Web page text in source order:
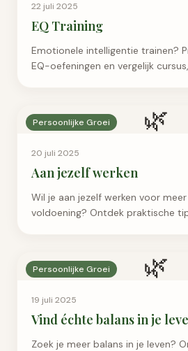
22 juli 2025
EQ Training
Emotionele intelligentie trainen?
EQ-oefeningen en vergelijk
🌿
Persoonlijke Groei
20 juli 2025
Aan jezelf werken
Wil je aan jezelf werken voor
voldoening? Ontdek praktische
🌿
Persoonlijke Groei
19 juli 2025
Vind échte balans in je
Zoek je meer balans in je leven?